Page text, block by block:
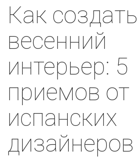
Как создать
весенний
интерьер: 5
приемов от
испанских
дизайнеров